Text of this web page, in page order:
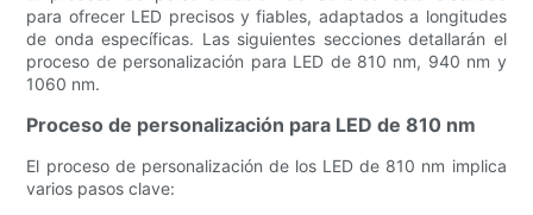
para ofrecer LED precisos y fiables, adaptados a longitudes
de onda específicas. Las siguientes secciones detallarán el
proceso de personalización para LED de 810 nm, 940 nm y
1060 nm.
Proceso de personalización para LED de 810 nm
El proceso de personalización de los LED de 810 nm implica
varios pasos clave: